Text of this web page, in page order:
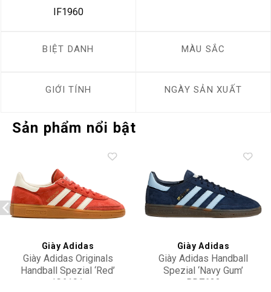
IF1960
BIỆT DANH MÀU SẮC
GIỚI TÍNH NGÀY SẢN XUẤT
Sản phẩm nổi bật
Add to
wishlist
Giày Adidas
Giày Adidas Originals
Handball Spezial ‘Red’
IG6191
Add to
wishlist
Giày Adidas
Giày Adidas Handball
Spezial ‘Navy Gum’
BD7633